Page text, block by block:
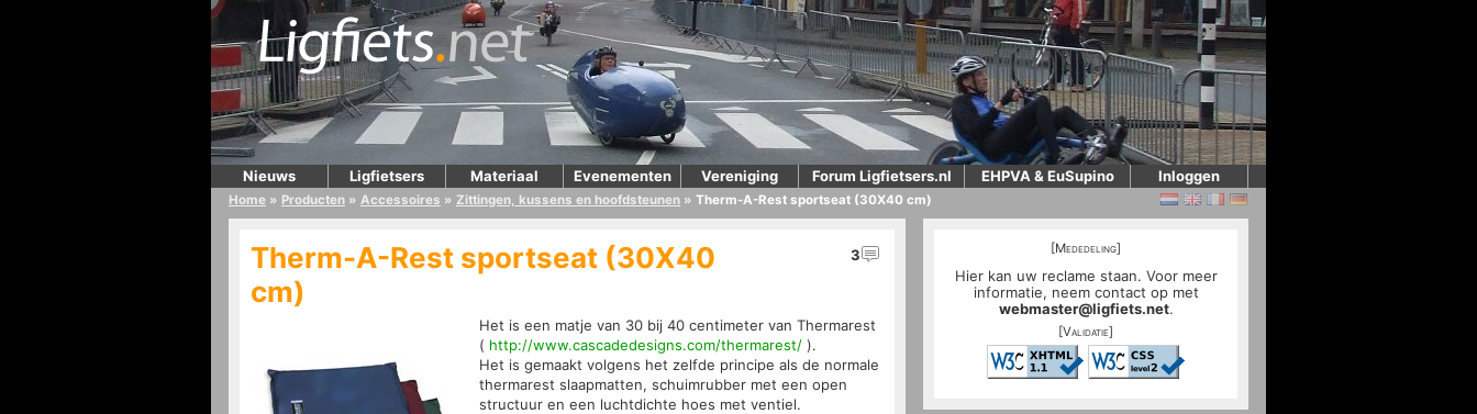
Nieuws Ligfietsers Materiaal Evenementen Vereniging Forum Ligfietsers.nl EHPVA & EuSupino Inloggen
Home » Producten » Accessoires » Zittingen, kussens en hoofdsteunen » Therm-A-Rest sportseat (30X40 cm)
3
Therm-A-Rest sportseat (30X40
cm)
Het is een matje van 30 bij 40 centimeter van Thermarest
( http://www.cascadedesigns.com/thermarest/ ).
Het is gemaakt volgens het zelfde principe als de normale
thermarest slaapmatten, schuimrubber met een open
structuur en een luchtdichte hoes met ventiel.
[Mededeling]
Hier kan uw reclame staan. Voor meer
informatie, neem contact op met
webmaster@ligfiets.net.
[Validatie]